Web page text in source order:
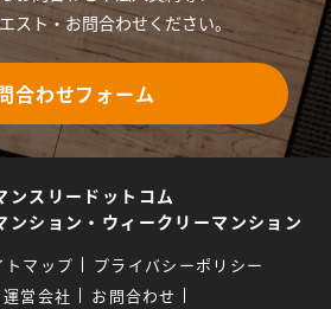
スト・お問合わせください。
合わせフォーム
ンスリードットコム
ンション・ウィークリーマンション
トマップ
プライバシーポリシー
営会社
お問合わせ